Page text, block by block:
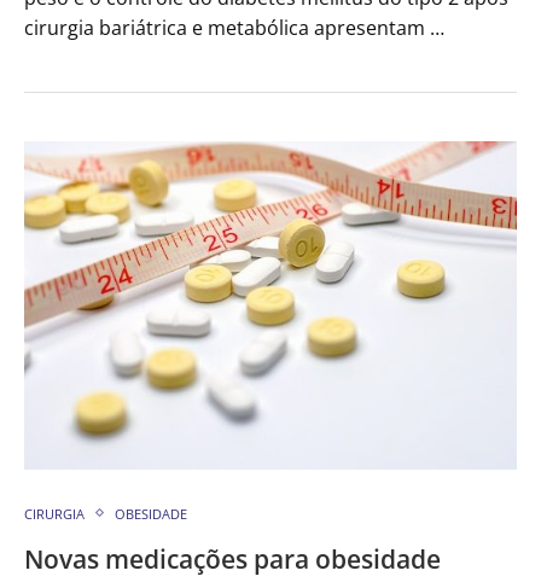
cirurgia bariátrica e metabólica apresentam …
CIRURGIA OBESIDADE
Novas medicações para obesidade